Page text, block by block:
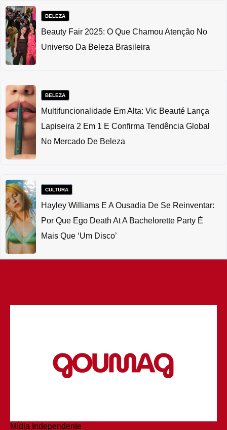
BELEZA
Beauty Fair 2025: O Que Chamou Atenção No
Universo Da Beleza Brasileira
BELEZA
Multifuncionalidade Em Alta: Vic Beauté Lança
Lapiseira 2 Em 1 E Confirma Tendência Global
No Mercado De Beleza
CULTURA
Hayley Williams E A Ousadia De Se Reinventar:
Por Que Ego Death At A Bachelorette Party É
Mais Que ‘um Disco’
Mídia Independente